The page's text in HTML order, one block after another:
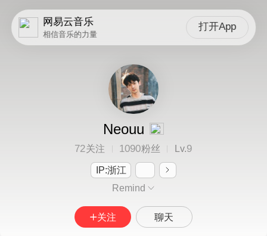
网易云音乐
相信音乐的力量
打开App
Neouu
72关注 1090粉丝 Lv.9
IP:浙江
Remind
关注 聊天